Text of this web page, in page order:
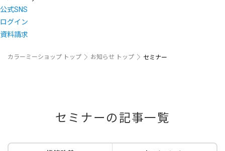
公式SNS
ログイン
資料請求
カラーミーショップ トップ お知らせ トップ セミナー
セミナーの記事一覧